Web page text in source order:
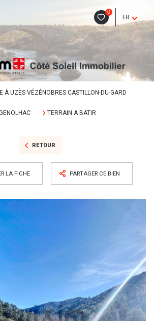
0
FR
À UZÈS VÉZÉNOBRES CASTILLON-DU-GARD
TERRAIN A BATIR
RETOUR
LA FICHE PARTAGER CE BIEN